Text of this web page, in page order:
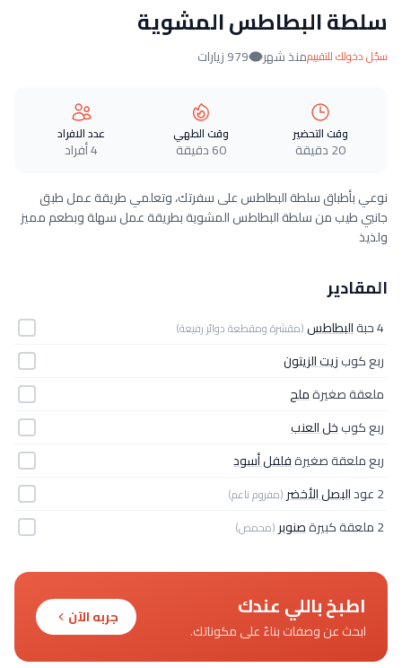
سلطة البطاطس المشوية
سجّل دخولك للتقييممنذ شهر 979 زيارات
وقت التحضير
20 دقيقة
وقت الطهي
60 دقيقة
عدد الافراد
4 أفراد
نوعي بأطباق سلطة البطاطس على سفرتك، وتعلمي طريقة عمل طبق
جانبي طيب من سلطة البطاطس المشوية بطريقة عمل سهلة وبطعم مميز
ولذيذ
المقادير
4 حبة البطاطس(مقشرة ومقطعة دوائر رفيعة)
ربع كوبزيت الزيتون
ملعقة صغيرةملح
ربع كوبخل العنب
ربع ملعقة صغيرةفلفل أسود
2 عود
البصل الأخضر (مفروم ناعم)
2 ملعقة كبيرة صنوبر (محمص)
اطبخ باللي عندك
ابحث عن وصفات بناءً على مكوناتك.
جربه الآن